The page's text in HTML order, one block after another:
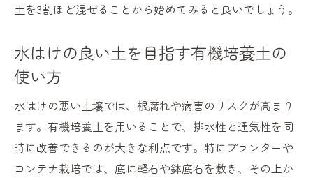
土を3割ほど混ぜることから始めてみると良いでしょう。
水はけの良い土を目指す有機培養土の
使い方
水はけの悪い土壌では、根腐れや病害のリスクが高まり
ます。有機培養土を用いることで、排水性と通気性を同
時に改善できるのが大きな利点です。特にプランターや
コンテナ栽培では、底に軽石や鉢底石を敷き、その上か